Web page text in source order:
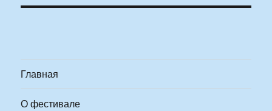
Главная
О фестивале